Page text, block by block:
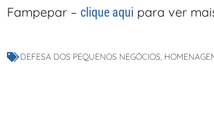
Fampepar – clique aqui para ver
DEFESA DOS PEQUENOS NEGÓCIOS